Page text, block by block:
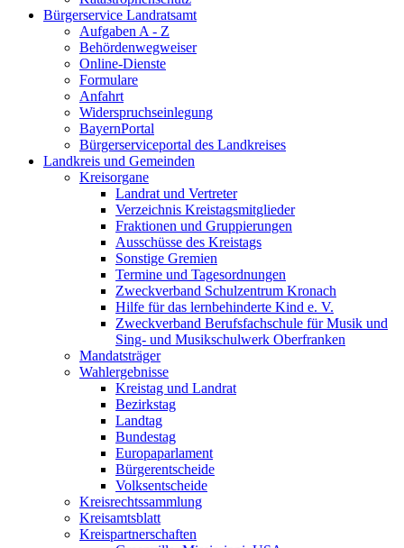
Bürgerservice Landratsamt
Aufgaben A - Z
Behördenwegweiser
Online-Dienste
Formulare
Anfahrt
Widerspruchseinlegung
BayernPortal
Bürgerserviceportal des Landkreises
Landkreis und Gemeinden
Kreisorgane
Landrat und Vertreter
Verzeichnis Kreistagsmitglieder
Fraktionen und Gruppierungen
Ausschüsse des Kreistags
Sonstige Gremien
Termine und Tagesordnungen
Zweckverband Schulzentrum Kronach
Hilfe für das lernbehinderte Kind e. V.
Zweckverband Berufsfachschule für Musik und
Sing- und Musikschulwerk Oberfranken
Mandatsträger
Wahlergebnisse
Kreistag und Landrat
Bezirkstag
Landtag
Bundestag
Europaparlament
Bürgerentscheide
Volksentscheide
Kreisrechtssammlung
Kreisamtsblatt
Kreispartnerschaften